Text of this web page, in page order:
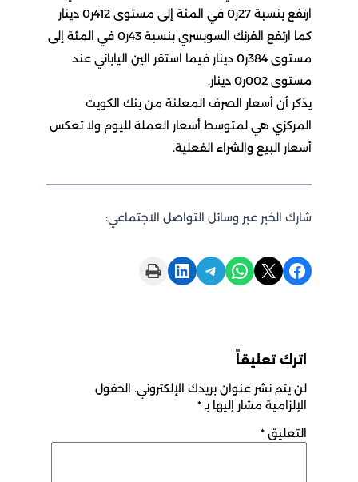
ارتفع بنسبة 27ر0 في المئة إلى مستوى 412ر0 دينار
كما ارتفع الفرنك السويسري بنسبة 43ر0 في المئة إلى
مستوى 384ر0 دينار فيما استقر الين الياباني عند
مستوى 002ر0 دينار.
يذكر أن أسعار الصرف المعلنة من بنك الكويت
المركزي هي لمتوسط أسعار العملة لليوم ولا تعكس
أسعار البيع والشراء الفعلية.
شارك الخبر عبر وسائل التواصل الاجتماعي:
Share on Facebook
Share on X
Share on WhatsApp
Share on Telegram
Share on LinkedIn
Print this Page
اترك تعليقاً
لن يتم نشر عنوان بريدك الإلكتروني. الحقول
الإلزامية مشار إليها بـ*
التعليق *